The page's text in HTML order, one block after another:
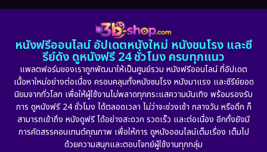
หนังฟรีออนไลน์ อัปเดตหนังใหม่ หนังชนโรง และซี
รีย์ดัง ดูหนังฟรี 24 ชั่วโมง ครบทุกแนว
แพลตฟอร์มของเราถูกพัฒนาให้เป็นศูนย์รวม หนังฟรีออนไลน์ ที่อัปเดต
เนื้อหาใหม่อย่างต่อเนื่อง ครอบคลุมทั้งหนังชนโรง หนังมาแรง และซีรีย์ยอด
นิยมจากทั่วโลก เพื่อให้ผู้ใช้งานไม่พลาดทุกกระแสความบันเทิง พร้อมรองรับ
การ ดูหนังฟรี 24 ชั่วโมง ได้ตลอดเวลา ไม่ว่าจะช่วงเช้า กลางวัน หรือดึก ก็
สามารถเข้าถึง หนังดูฟรี ได้อย่างสะดวก รวดเร็ว และต่อเนื่อง อีกทั้งยังมี
การคัดสรรคอนเทนต์คุณภาพ เพื่อให้การ ดูหนังออนไลน์เต็มเรื่อง เต็มไป
ด้วยความสนุกและตอบโจทย์ผู้ใช้งานทุกกลุ่ม